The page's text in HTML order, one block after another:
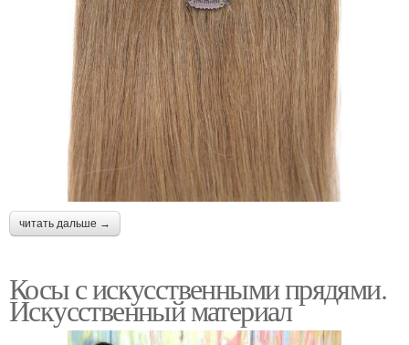
читать дальше →
Косы с искусственными прядями.
Искусственный материал